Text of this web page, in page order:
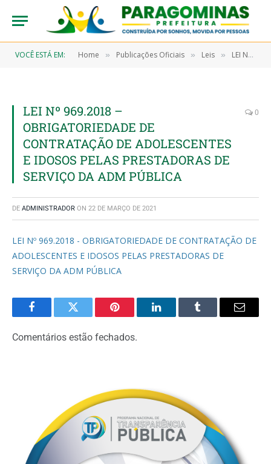
VOCÊ ESTÁ EM: Home » Publicações Oficiais » Leis » LEI N° 972/2018 DE 28 DE DEZEMBRO DE 2018 (Institui no Calendário Comemorativo do Município de Paragominas/PA o “Dia do DeMolay”, a ser comemorado anualmente no dia 18 de Março)
LEI Nº 969.2018 –
OBRIGATORIEDADE DE
CONTRATAÇÃO DE ADOLESCENTES
E IDOSOS PELAS PRESTADORAS DE
SERVIÇO DA ADM PÚBLICA
0
DE ADMINISTRADOR ON 22 DE MARÇO DE 2021
LEI Nº 969.2018 - OBRIGATORIEDADE DE CONTRATAÇÃO DE
ADOLESCENTES E IDOSOS PELAS PRESTADORAS DE
SERVIÇO DA ADM PÚBLICA
FacebookTwitter Pinterest LinkedInTumblr Email
Comentários estão fechados.